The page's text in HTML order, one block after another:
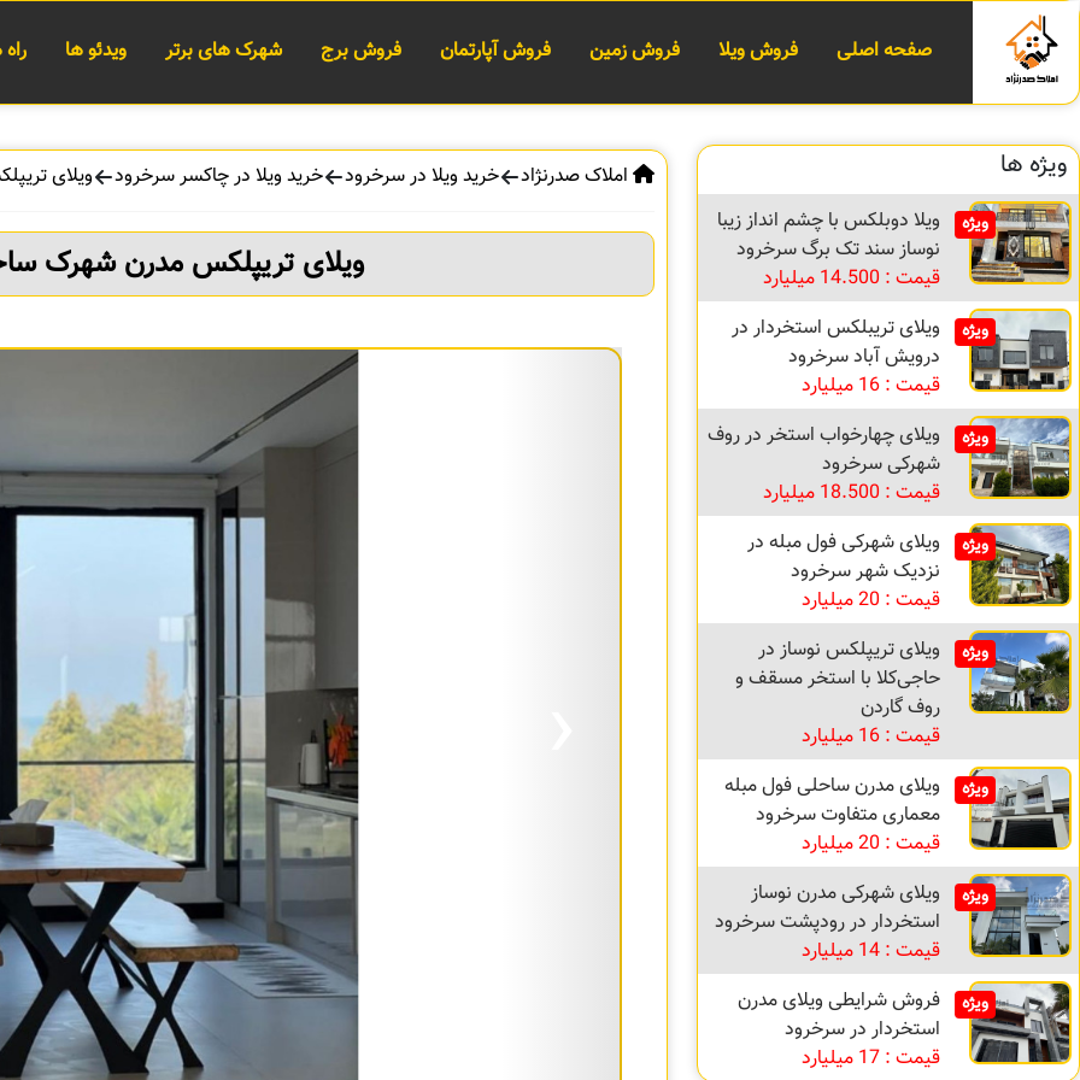
صفحه اصلی فروش ویلا فروش زمین فروش آپارتمان فروش برج شهرک های برتر ویدئو ها
املاک صدرنژاد خرید ویلا در سرخرود خرید ویلا در چاکسر سرخرود ویلای
ویلای تریپلکس مدرن شهرک
ویژه ها
ویژه
ویلا دوبلکس با چشم انداز زیبا
نوساز سند تک برگ سرخرود
قیمت : 14.500 میلیارد
ویژه
ویلای تریبلکس استخردار در
درویش آباد سرخرود
قیمت : 16 میلیارد
ویژه
ویلای چهارخواب استخر در روف
شهرکی سرخرود
قیمت : 18.500 میلیارد
ویژه
ویلای شهرکی فول مبله در
نزدیک شهر سرخرود
قیمت : 20 میلیارد
ویژه
ویلای تریپلکس نوساز در
حاجی‌کلا با استخر مسقف و
روف گاردن
قیمت : 16 میلیارد
ویژه
ویلای مدرن ساحلی فول مبله
معماری متفاوت سرخرود
قیمت : 20 میلیارد
ویژه
ویلای شهرکی مدرن نوساز
استخردار در رودپشت سرخرود
قیمت : 14 میلیارد
ویژه
فروش شرایطی ویلای مدرن
استخردار در سرخرود
قیمت : 17 میلیارد